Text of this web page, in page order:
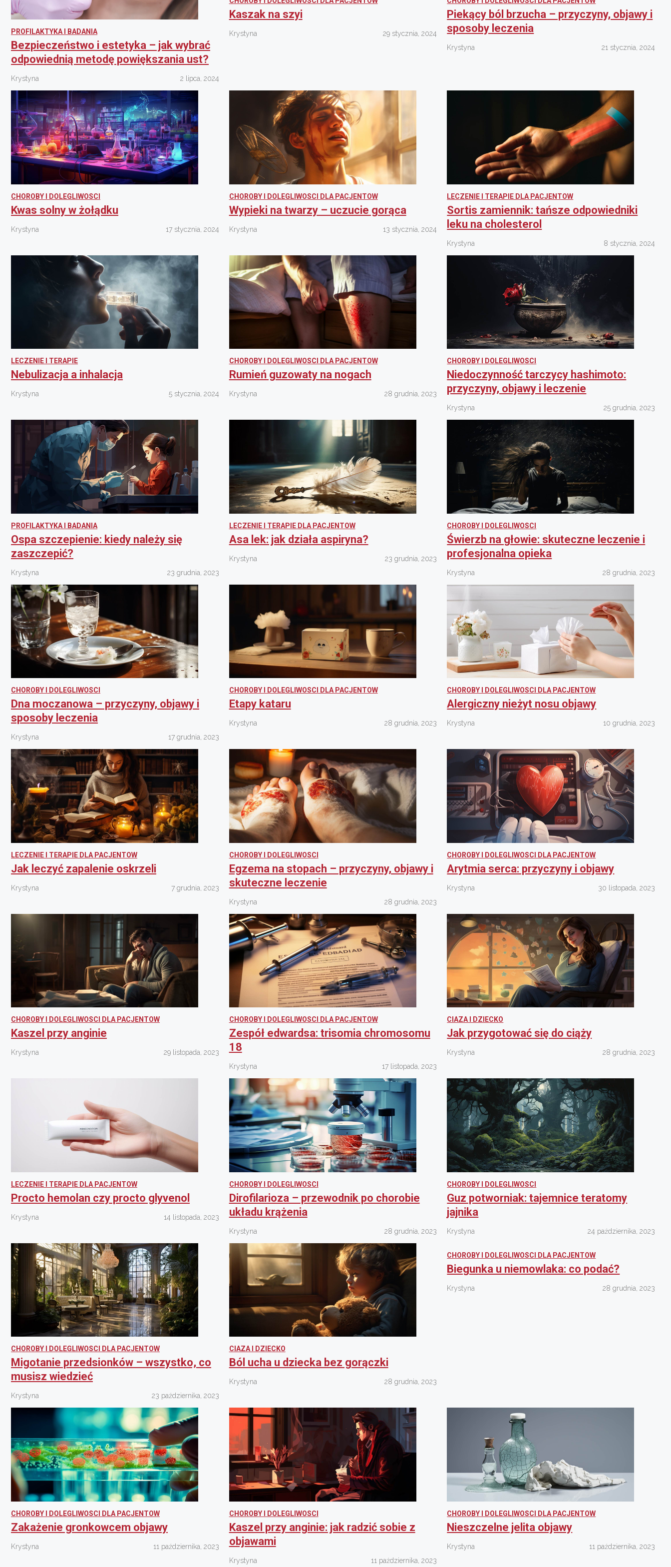
PROFILAKTYKA I BADANIA
Bezpieczeństwo i estetyka – jak wybrać
odpowiednią metodę powiększania ust?
Krystyna 2 lipca, 2024
Kaszak na szyi
Krystyna 29 stycznia, 2024
Piekący ból brzucha – przyczyny, objawy i
sposoby leczenia
Krystyna 21 stycznia, 2024
CHOROBY I DOLEGLIWOSCI
Kwas solny w żołądku
Krystyna 17 stycznia, 2024
CHOROBY I DOLEGLIWOSCI DLA PACJENTOW
Wypieki na twarzy – uczucie gorąca
Krystyna 13 stycznia, 2024
LECZENIE I TERAPIE DLA PACJENTOW
Sortis zamiennik: tańsze odpowiedniki
leku na cholesterol
Krystyna 8 stycznia, 2024
LECZENIE I TERAPIE
Nebulizacja a inhalacja
Krystyna 5 stycznia, 2024
CHOROBY I DOLEGLIWOSCI DLA PACJENTOW
Rumień guzowaty na nogach
Krystyna 28 grudnia, 2023
CHOROBY I DOLEGLIWOSCI
Niedoczynność tarczycy hashimoto:
przyczyny, objawy i leczenie
Krystyna 25 grudnia, 2023
PROFILAKTYKA I BADANIA
Ospa szczepienie: kiedy należy się
zaszczepić?
Krystyna 23 grudnia, 2023
LECZENIE I TERAPIE DLA PACJENTOW
Asa lek: jak działa aspiryna?
Krystyna 23 grudnia, 2023
CHOROBY I DOLEGLIWOSCI
Świerzb na głowie: skuteczne leczenie i
profesjonalna opieka
Krystyna 28 grudnia, 2023
CHOROBY I DOLEGLIWOSCI
Dna moczanowa – przyczyny, objawy i
sposoby leczenia
Krystyna 17 grudnia, 2023
CHOROBY I DOLEGLIWOSCI DLA PACJENTOW
Etapy kataru
Krystyna 28 grudnia, 2023
CHOROBY I DOLEGLIWOSCI DLA PACJENTOW
Alergiczny nieżyt nosu objawy
Krystyna 10 grudnia, 2023
LECZENIE I TERAPIE DLA PACJENTOW
Jak leczyć zapalenie oskrzeli
Krystyna 7 grudnia, 2023
CHOROBY I DOLEGLIWOSCI
Egzema na stopach – przyczyny, objawy i
skuteczne leczenie
Krystyna 28 grudnia, 2023
CHOROBY I DOLEGLIWOSCI DLA PACJENTOW
Arytmia serca: przyczyny i objawy
Krystyna 30 listopada, 2023
CHOROBY I DOLEGLIWOSCI DLA PACJENTOW
Kaszel przy anginie
Krystyna 29 listopada, 2023
CHOROBY I DOLEGLIWOSCI DLA PACJENTOW
Zespół edwardsa: trisomia chromosomu
18
Krystyna 17 listopada, 2023
CIAZA I DZIECKO
Jak przygotować się do ciąży
Krystyna 28 grudnia, 2023
LECZENIE I TERAPIE DLA PACJENTOW
Procto hemolan czy procto glyvenol
Krystyna 14 listopada, 2023
CHOROBY I DOLEGLIWOSCI
Dirofilarioza – przewodnik po chorobie
układu krążenia
Krystyna 28 grudnia, 2023
CHOROBY I DOLEGLIWOSCI
Guz potworniak: tajemnice teratomy
jajnika
Krystyna 24 października, 2023
CHOROBY I DOLEGLIWOSCI DLA PACJENTOW
Migotanie przedsionków – wszystko, co
musisz wiedzieć
Krystyna 23 października, 2023
CIAZA I DZIECKO
Ból ucha u dziecka bez gorączki
Krystyna 28 grudnia, 2023
CHOROBY I DOLEGLIWOSCI DLA PACJENTOW
Biegunka u niemowlaka: co podać?
Krystyna 28 grudnia, 2023
CHOROBY I DOLEGLIWOSCI DLA PACJENTOW
Zakażenie gronkowcem objawy
Krystyna 11 października, 2023
CHOROBY I DOLEGLIWOSCI
Kaszel przy anginie: jak radzić sobie z
objawami
Krystyna 11 października, 2023
CHOROBY I DOLEGLIWOSCI DLA PACJENTOW
Nieszczelne jelita objawy
Krystyna 11 października, 2023